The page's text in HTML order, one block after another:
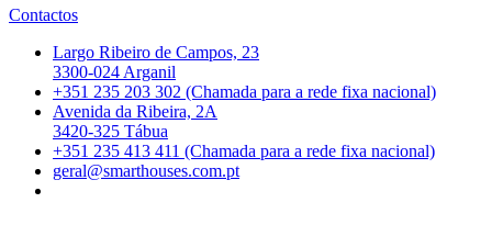
Contactos
Largo Ribeiro de Campos, 23
3300-024 Arganil
+351 235 203 302 (Chamada para a rede fixa nacional)
Avenida da Ribeira, 2A
3420-325 Tábua
+351 235 413 411 (Chamada para a rede fixa nacional)
geral@smarthouses.com.pt